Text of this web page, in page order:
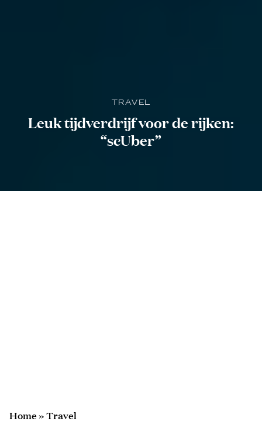
TRAVEL
Leuk tijdverdrijf voor de rijken:
“scUber”
Home»Travel